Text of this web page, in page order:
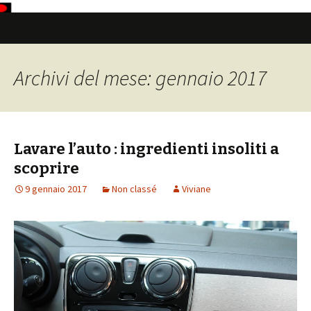
Archivi del mese: gennaio 2017
Lavare l’auto : ingredienti insoliti a
scoprire
9 gennaio 2017 Non classé Viviane